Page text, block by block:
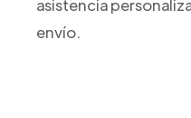
asistencia
envío.